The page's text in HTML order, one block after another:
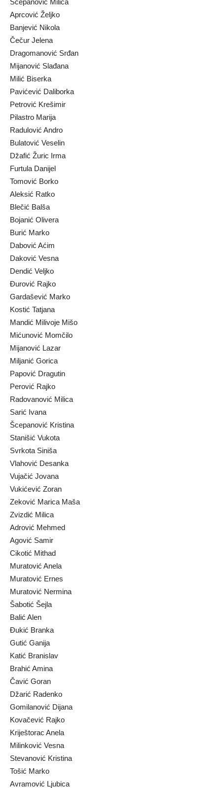
Aprcović Željko
Banjević Nikola
Čečur Jelena
Dragomanović Srđan
Mijanović Slađana
Milić Biserka
Pavićević Daliborka
Petrović Krešimir
Pilastro Marija
Radulović Andro
Bulatović Veselin
Džafić Žuric Irma
Furtula Danijel
Tomović Borko
Aleksić Ratko
Blečić Balša
Bojanić Olivera
Burić Marko
Dabović Aćim
Daković Vesna
Dendić Veljko
Ðurović Rajko
Gardašević Marko
Kostić Tatjana
Mandić Milivoje Mišo
Mićunović Momčilo
Mijanović Lazar
Miljanić Gorica
Papović Dragutin
Perović Rajko
Radovanović Milica
Sarić Ivana
Šcepanović Kristina
Stanišić Vukota
Svrkota Siniša
Vlahović Desanka
Vujačić Jovana
Vukićević Zoran
Zeković Marica Maša
Zvizdić Milica
Adrović Mehmed
Agović Samir
Cikotić Mithad
Muratović Anela
Muratović Ernes
Muratović Nermina
Šabotić Šejla
Balić Alen
Ðukić Branka
Gutić Ganija
Katić Branislav
Brahić Amina
Čavić Goran
Džarić Radenko
Gomilanović Dijana
Kovačević Rajko
Kriještorac Anela
Milinković Vesna
Stevanović Kristina
Tošić Marko
Avramović Ljubica